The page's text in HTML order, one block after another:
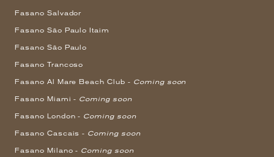
Fasano Salvador
Fasano São Paulo Itaim
Fasano São Paulo
Fasano Trancoso
Fasano Al Mare Beach Club - Coming soon
Fasano Miami - Coming soon
Fasano London - Coming soon
Fasano Cascais - Coming soon
Fasano Milano - Coming soon